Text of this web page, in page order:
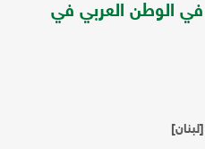
في الوطن العربي في